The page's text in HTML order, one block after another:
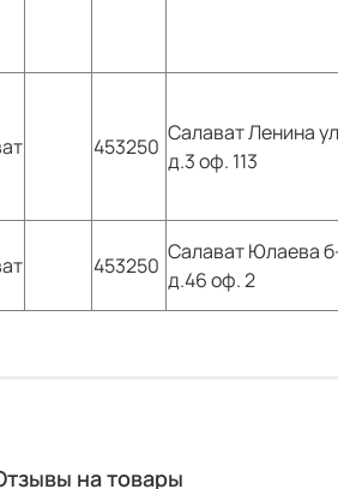
453250
СалаватЛенина ул
д.3 оф. 113
453250
СалаватЮлаева б-р
д.46 оф. 2
на товары